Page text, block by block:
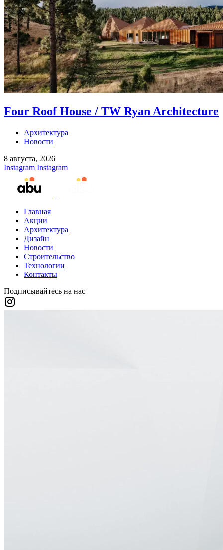
Four Roof House / TW Ryan Architecture
Архитектура
Новости
8 августа, 2026
Instagram Instagram
Главная
Акции
Архитектура
Дизайн
Новости
Строительство
Технологии
Контакты
Подписывайтесь на нас